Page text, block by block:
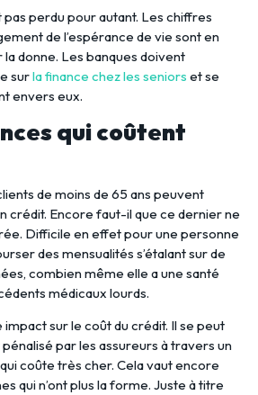
pas perdu pour autant. Les chiffres
de l’espérance de vie sont en
donne. Les banques doivent
surla finance chez les seniors et se
envers eux.
qui coûtent
de moins de 65 ans peuvent
crédit. Encore faut-il que ce dernier ne
Difficile en effet pour une personne
des mensualités s’étalant sur de
combien même elle a une santé
médicaux lourds.
impact sur le coût du crédit. Il se peut
par les assureurs à travers un
coûte très cher. Cela vaut encore
qui n’ont plus la forme. Juste à titre